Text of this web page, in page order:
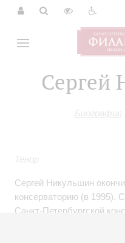
Сергей
Биография
Тенор
Сергей Никульшин
консерваторию (в 1995).
Санкт-Петербургской